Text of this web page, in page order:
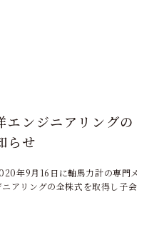
エンジニアリングの
らせ
年9月 16 日に軸馬力計の専門メ
アリングの全株式を取得し子会